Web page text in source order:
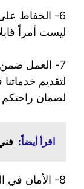
6- الحفاظ
ليست أمراً
7- العمل
لضمان
اقرأ أيضاً:
8- الأمان في